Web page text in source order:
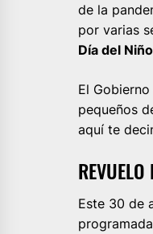
de la
por varias
Día del Niño
El
pequeños
aquí te
Este 30 de